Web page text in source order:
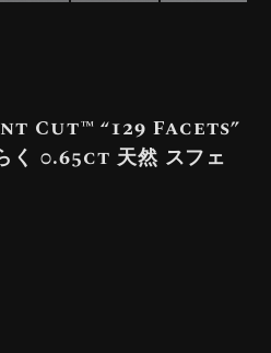
Cut™️ “129 Facets”
く 0.65ct 天然 スフェ